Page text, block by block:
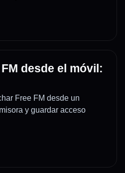
desde el móvil:
Free FM desde un
y guardar acceso